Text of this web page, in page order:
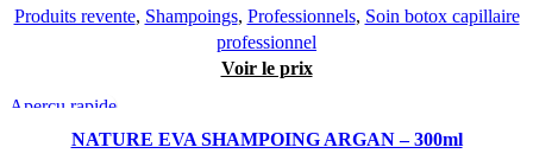
Produits revente, Shampoings, Professionnels, Soin botox capillaire
professionnel
Voir le prix
Aperçu rapide
NATURE EVA SHAMPOING ARGAN – 300ml